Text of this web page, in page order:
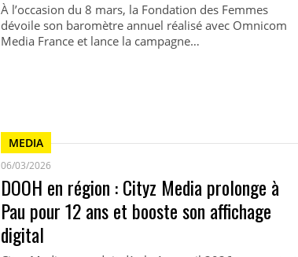
À l’occasion du 8 mars, la Fondation des Femmes
dévoile son baromètre annuel réalisé avec Omnicom
Media France et lance la campagne…
MEDIA
06/03/2026
DOOH en région : Cityz Media prolonge à
Pau pour 12 ans et booste son affichage
digital